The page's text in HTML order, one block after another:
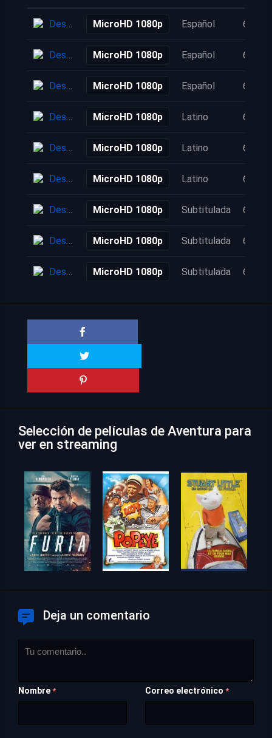
Descarga MicroHD 1080p Español 6 años
Descarga MicroHD 1080p Español 6 años
Descarga MicroHD 1080p Español 6 años
Descarga MicroHD 1080p Latino 6 años
Descarga MicroHD 1080p Latino 6 años
Descarga MicroHD 1080p Latino 6 años
Descarga MicroHD 1080p Subtitulada 6 años
Descarga MicroHD 1080p Subtitulada 6 años
Descarga MicroHD 1080p Subtitulada 6 años
Selección de películas de Aventura para
ver en streaming
Deja un comentario
Nombre * Correo electrónico *